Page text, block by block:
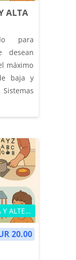
ALTA
para
desean
máximo
baja y
20.00
COMUNICACIÓN AUMENTATIVA Y ALTERNATIVA